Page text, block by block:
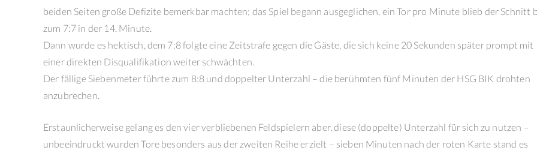
beiden Seiten große Defizite bemerkbar machten; das Spiel begann ausgeglichen, ein Tor pro Minute blieb der Schnitt
zum 7:7 in der 14. Minute.
Dann wurde es hektisch, dem 7:8 folgte eine Zeitstrafe gegen die Gäste, die sich keine 20 Sekunden später prompt mit
einer direkten Disqualifikation weiter schwächten.
Der fällige Siebenmeter führte zum 8:8 und doppelter Unterzahl – die berühmten fünf Minuten der HSG BIK drohten
anzubrechen.
Erstaunlicherweise gelang es den vier verbliebenen Feldspielern aber, diese (doppelte) Unterzahl für sich zu nutzen –
unbeeindruckt wurden Tore besonders aus der zweiten Reihe erzielt – sieben Minuten nach der roten Karte stand es